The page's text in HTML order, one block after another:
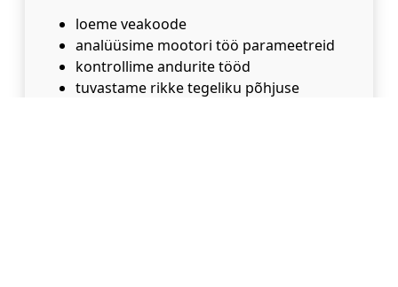
loeme veakoode
analüüsime mootori töö parameetreid
kontrollime andurite tööd
tuvastame rikke tegeliku põhjuse